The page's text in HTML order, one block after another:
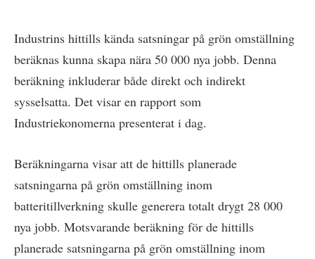
Industrins hittills kända satsningar på grön omställning
beräknas kunna skapa nära 50 000 nya jobb. Denna
beräkning inkluderar både direkt och indirekt
sysselsatta. Det visar en rapport som
Industriekonomerna presenterat i dag.
Beräkningarna visar att de hittills planerade
satsningarna på grön omställning inom
batteritillverkning skulle generera totalt drygt 28 000
nya jobb. Motsvarande beräkning för de hittills
planerade satsningarna på grön omställning inom